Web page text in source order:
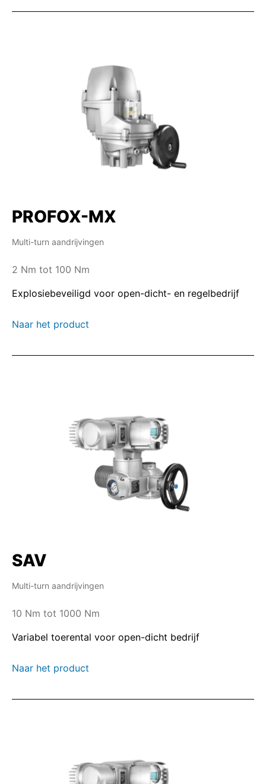
PROFOX-MX
Multi-turn aandrijvingen
2 Nm tot 100 Nm
Explosiebeveiligd voor open-dicht- en regelbedrijf
Naar het product
SAV
Multi-turn aandrijvingen
10 Nm tot 1000 Nm
Variabel toerental voor open-dicht bedrijf
Naar het product